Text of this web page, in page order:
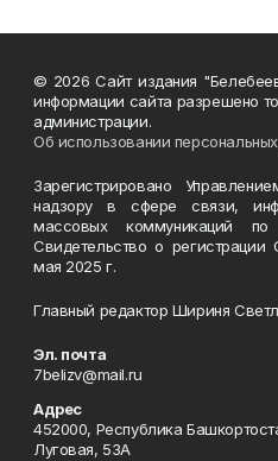
© 2026 Сайт издания
информации сайта разрешено
администрации.
Об использовании
Зарегистрировано
надзору в сфере связи,
массовых коммуникаций по
Свидетельство о
мая 2025 г.
Главный редактор Шириня
Эл. почта
7belizv@mail.ru
Адрес
452000, Республика
Луговая, 53А